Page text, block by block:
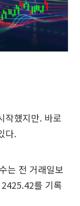
작했지만. 바로
다.
는 전 거래일보
를 기록